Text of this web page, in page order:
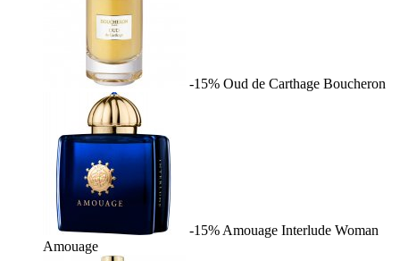
-15% Oud de Carthage Boucheron
-15% Amouage Interlude Woman
Amouage